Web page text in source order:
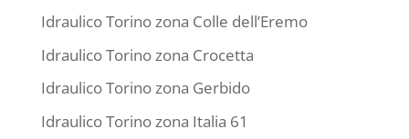
Idraulico Torino zona Colle dell’Eremo
Idraulico Torino zona Crocetta
Idraulico Torino zona Gerbido
Idraulico Torino zona Italia 61